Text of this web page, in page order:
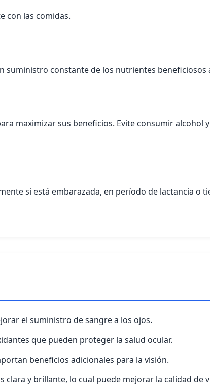
con las comidas.
suministro constante de los nutrientes beneficiosos
maximizar sus beneficios. Evite consumir alcohol
si está embarazada, en período de lactancia o
el suministro de sangre a los ojos.
que pueden proteger la salud ocular.
beneficios adicionales para la visión.
y brillante, lo cual puede mejorar la calidad de